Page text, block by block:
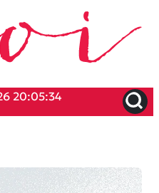
20:05:34